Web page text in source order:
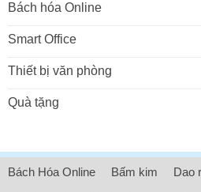
Bách hóa Online
Smart Office
Thiết bị văn phòng
Quà tặng
Bách Hóa Online Bấm kim Dao